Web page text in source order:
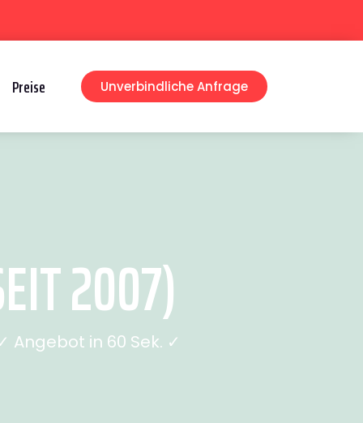
Preise Unverbindliche Anfrage
2007)
Angebot in 60 Sek. ✓